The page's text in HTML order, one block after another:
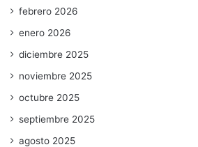
febrero 2026
enero 2026
diciembre 2025
noviembre 2025
octubre 2025
septiembre 2025
agosto 2025